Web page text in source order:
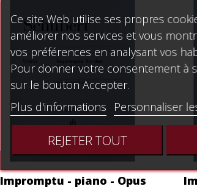
Impromptu - piano - Opus
Ce site Web utilise ses propres
améliorer nos services et vous
vos préférences en analysant vos
Pour donner votre consentement à
sur le bouton Accepter.
Plus d'informations
Personnaliser
REJETER TOUT